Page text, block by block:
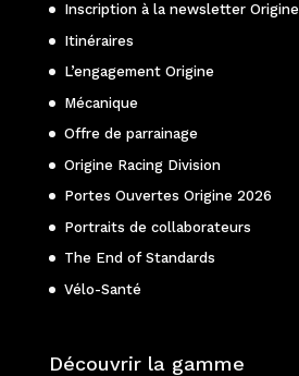
Inscription à la newsletter Origine
Itinéraires
L’engagement Origine
Mécanique
Offre de parrainage
Origine Racing Division
Portes Ouvertes Origine 2026
Portraits de collaborateurs
The End of Standards
Vélo-Santé
Découvrir la gamme